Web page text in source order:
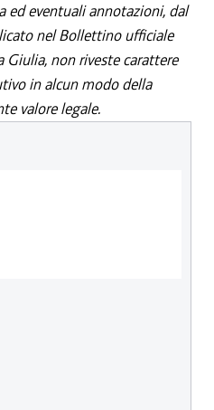
ed eventuali annotazioni, dal
nel Bollettino ufficiale
Giulia, non riveste carattere
in alcun modo della
valore legale.